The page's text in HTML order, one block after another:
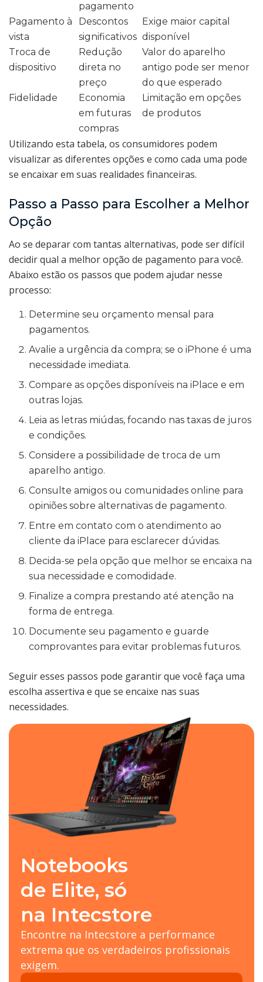
pagamento
Pagamento à
vista
Descontos
significativos
Exige maior capital
disponível
Troca de
dispositivo
Redução
direta no
preço
Valor do aparelho
antigo pode ser menor
do que esperado
Fidelidade
Economia
em futuras
compras
Limitação em opções
de produtos
Utilizando esta tabela, os consumidores podem
visualizar as diferentes opções e como cada uma pode
se encaixar em suas realidades financeiras.
Passo a Passo para Escolher a Melhor
Opção
Ao se deparar com tantas alternativas, pode ser difícil
decidir qual a melhor opção de pagamento para você.
Abaixo estão os passos que podem ajudar nesse
processo:
Determine seu orçamento mensal para
pagamentos.
Avalie a urgência da compra; se o iPhone é uma
necessidade imediata.
Compare as opções disponíveis na iPlace e em
outras lojas.
Leia as letras miúdas, focando nas taxas de juros
e condições.
Considere a possibilidade de troca de um
aparelho antigo.
Consulte amigos ou comunidades online para
opiniões sobre alternativas de pagamento.
Entre em contato com o atendimento ao
cliente da iPlace para esclarecer dúvidas.
Decida-se pela opção que melhor se encaixa na
sua necessidade e comodidade.
Finalize a compra prestando até atenção na
forma de entrega.
Documente seu pagamento e guarde
comprovantes para evitar problemas futuros.
Seguir esses passos pode garantir que você faça uma
escolha assertiva e que se encaixe nas suas
necessidades.
Notebooks
de Elite, só
na Intecstore
Encontre na Intecstore a performance
extrema que os verdadeiros profissionais
exigem.